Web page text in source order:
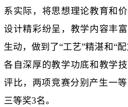
系实际，将思想理论教育和
设计精彩纷呈，教学内容丰
生动，做到了“工艺”精湛和“
各自深厚的教学功底和教学
评比，两项竞赛分别产生一
三等奖3名。